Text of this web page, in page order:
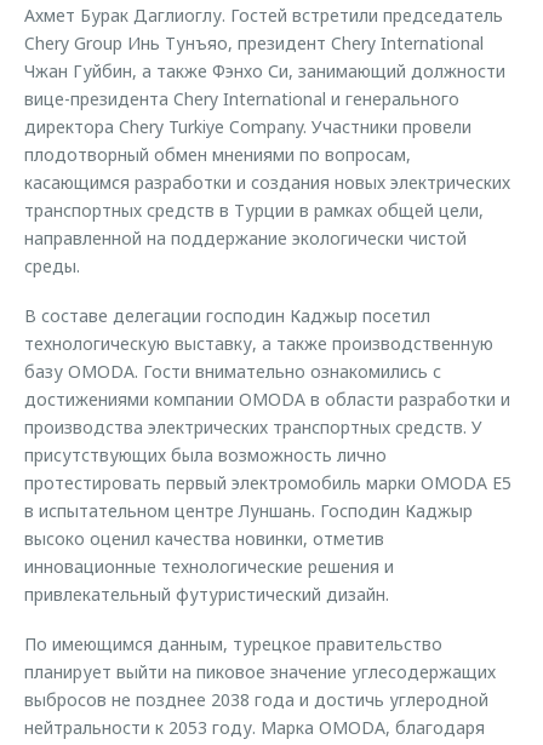
Ахмет Бурак Даглиоглу. Гостей встретили председатель
Chery Group Инь Тунъяо, президент Chery International
Чжан Гуйбин, а также Фэнхо Си, занимающий должности
вице-президента Chery International и генерального
директора Chery Turkiye Company. Участники провели
плодотворный обмен мнениями по вопросам,
касающимся разработки и создания новых электрических
транспортных средств в Турции в рамках общей цели,
направленной на поддержание экологически чистой
среды.
В составе делегации господин Каджыр посетил
технологическую выставку, а также производственную
базу OMODA. Гости внимательно ознакомились с
достижениями компании OMODA в области разработки и
производства электрических транспортных средств. У
присутствующих была возможность лично
протестировать первый электромобиль марки OMODA E5
в испытательном центре Луншань. Господин Каджыр
высоко оценил качества новинки, отметив
инновационные технологические решения и
привлекательный футуристический дизайн.
По имеющимся данным, турецкое правительство
планирует выйти на пиковое значение углесодержащих
выбросов не позднее 2038 года и достичь углеродной
нейтральности к 2053 году. Марка OMODA, благодаря